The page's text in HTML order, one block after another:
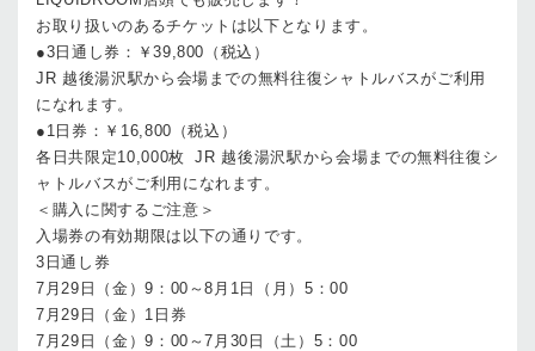
お取り扱いのあるチケットは以下となります。
●3日通し券：￥39,800（税込）
JR 越後湯沢駅から会場までの無料往復シャトルバスがご利用
になれます。
●1日券：￥16,800（税込）
各日共限定10,000枚 JR 越後湯沢駅から会場までの無料往復シ
ャトルバスがご利用になれます。
＜購入に関するご注意＞
入場券の有効期限は以下の通りです。
3日通し券
7月29日（金）9：00～8月1日（月）5：00
7月29日（金）1日券
7月29日（金）9：00～7月30日（土）5：00